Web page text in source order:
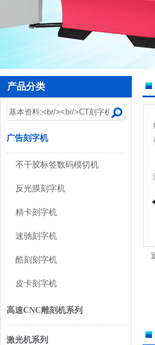
产品分类
广告刻字机
不干胶标签数码模切机
反光膜刻字机
精卡刻字机
速驰刻字机
酷刻刻字机
皮卡刻字机
高速CNC雕刻机系列
激光机系列